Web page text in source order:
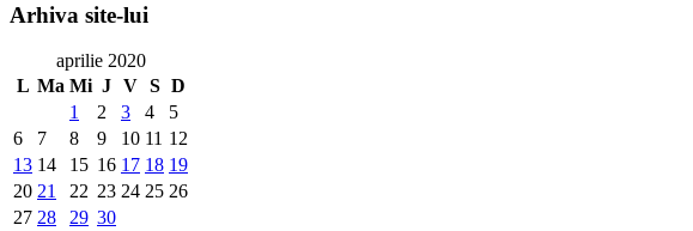
Arhiva site-lui
aprilie 2020
L Ma Mi J V S D
1
2 3 4
5
6
7 8 9 10 11 12
13 14 15 16 17 18 19
20 21 22 23 24 25 26
27 28 29 30